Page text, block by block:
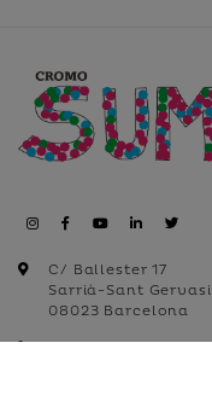
C/ Ballester 17
Sarrià-Sant Gervasi
08023 Barcelona